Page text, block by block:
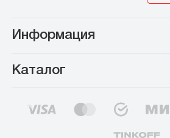
Информация
Каталог